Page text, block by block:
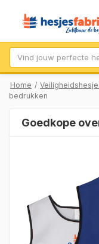
Zoek
Home /
bedrukken
Goedkope